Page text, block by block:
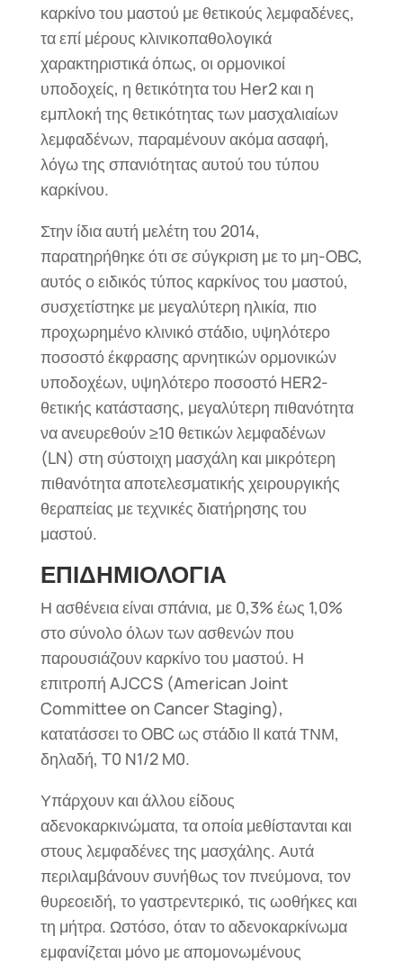
καρκίνο του μαστού με θετικούς λεμφαδένες,
τα επί μέρους κλινικοπαθολογικά
χαρακτηριστικά όπως, οι ορμονικοί
υποδοχείς, η θετικότητα του Her2 και η
εμπλοκή της θετικότητας των μασχαλιαίων
λεμφαδένων, παραμένουν ακόμα ασαφή,
λόγω της σπανιότητας αυτού του τύπου
καρκίνου.
Στην ίδια αυτή μελέτη του 2014,
παρατηρήθηκε ότι σε σύγκριση με το μη-OBC,
αυτός ο ειδικός τύπος καρκίνος του μαστού,
συσχετίστηκε με μεγαλύτερη ηλικία, πιο
προχωρημένο κλινικό στάδιο, υψηλότερο
ποσοστό έκφρασης αρνητικών ορμονικών
υποδοχέων, υψηλότερο ποσοστό HER2-
θετικής κατάστασης, μεγαλύτερη πιθανότητα
να ανευρεθούν ≥10 θετικών λεμφαδένων
(LN) στη σύστοιχη μασχάλη και μικρότερη
πιθανότητα αποτελεσματικής χειρουργικής
θεραπείας με τεχνικές διατήρησης του
μαστού.
ΕΠΙΔΗΜΙΟΛΟΓΙΑ
Η ασθένεια είναι σπάνια, με 0,3% έως 1,0%
στο σύνολο όλων των ασθενών που
παρουσιάζουν καρκίνο του μαστού. Η
επιτροπή AJCCS (American Joint
Committee on Cancer Staging),
κατατάσσει το OBC ως στάδιο II κατά ΤΝΜ,
δηλαδή, T0 N1/2 M0.
Υπάρχουν και άλλου είδους
αδενοκαρκινώματα, τα οποία μεθίστανται και
στους λεμφαδένες της μασχάλης. Αυτά
περιλαμβάνουν συνήθως τον πνεύμονα, τον
θυρεοειδή, το γαστρεντερικό, τις ωοθήκες και
τη μήτρα. Ωστόσο, όταν το αδενοκαρκίνωμα
εμφανίζεται μόνο με απομονωμένους